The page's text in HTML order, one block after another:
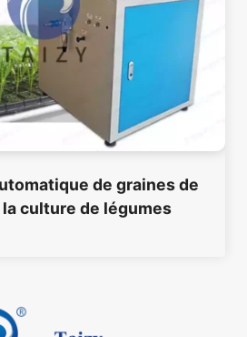
de graines de
culture de légumes